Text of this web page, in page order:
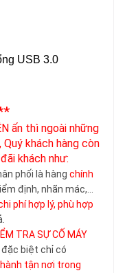
USB 3.0
ấn thì ngoài những
khách hàng còn
khách như:
phối là hàng chính
định, nhãn mác,...
phí hợp lý, phù hợp
TRA SỰ CỐ MÁY
đặc biệt chỉ có
tận nơi trong